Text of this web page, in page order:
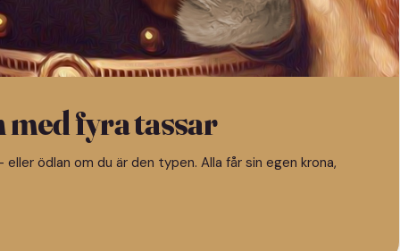
med fyra tassar
ödlan om du är den typen. Alla får sin egen krona,